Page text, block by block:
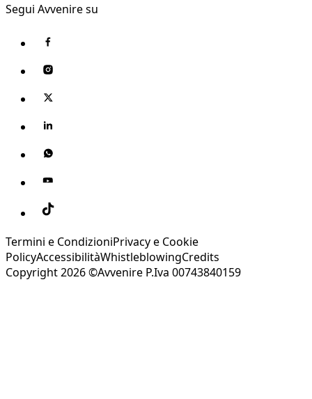
Segui Avvenire su
Termini e CondizioniPrivacy e Cookie
PolicyAccessibilitàWhistleblowingCredits
Copyright 2026 ©Avvenire P.Iva 00743840159